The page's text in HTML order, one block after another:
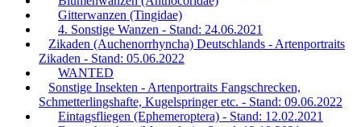
Gitterwanzen (Tingidae)
4. Sonstige Wanzen - Stand: 24.06.2021
Zikaden (Auchenorrhyncha) Deutschlands - Artenportraits
Zikaden - Stand: 05.06.2022
WANTED
Sonstige Insekten - Artenportraits Fangschrecken,
Schmetterlingshafte, Kugelspringer etc. - Stand: 09.06.2022
Eintagsfliegen (Ephemeroptera) - Stand: 12.02.2021